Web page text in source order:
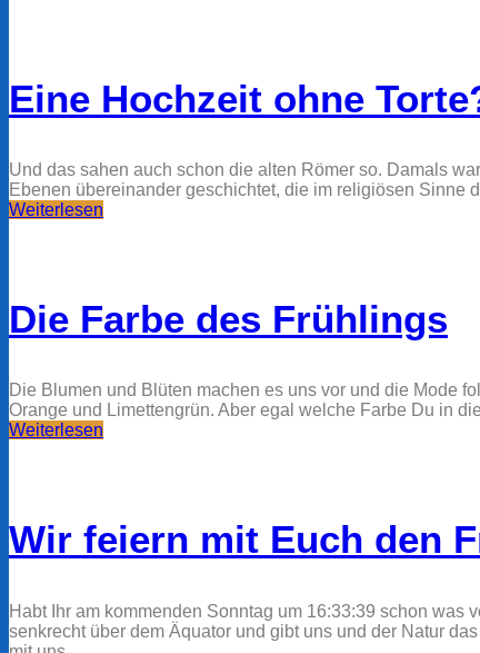
Eine Hochzeit ohne
Und das sahen auch schon die alten Römer so. Damals
Ebenen übereinander geschichtet, die im religiösen
Weiterlesen
Die Farbe des Frühlings
Die Blumen und Blüten machen es uns vor und die Mode
Orange und Limettengrün. Aber egal welche Farbe Du in
Weiterlesen
Wir feiern mit Euch den
Habt Ihr am kommenden Sonntag um 16:33:39 schon
senkrecht über dem Äquator und gibt uns und der Natur